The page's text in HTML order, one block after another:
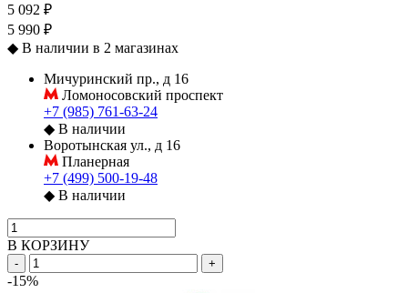
5 092 ₽
5 990 ₽
◆ В наличии в 2 магазинах
Мичуринский пр., д 16
Ломоносовский проспект
+7 (985) 761-63-24
◆ В наличии
Воротынская ул., д 16
Планерная
+7 (499) 500-19-48
◆ В наличии
В КОРЗИНУ
- +
-15%